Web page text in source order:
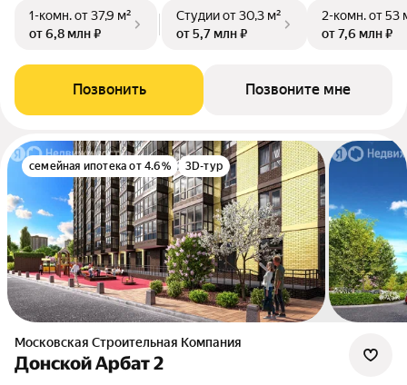
1-комн.от 37,9 м²
от 6,8 млн ₽
Студииот 30,3 м²
от 5,7 млн ₽
2-комн.от 53
от 7,6 млн ₽
Позвонить Позвоните мне
семейная ипотека от 4.6% 3D-тур
Московская Строительная Компания
Донской Арбат 2